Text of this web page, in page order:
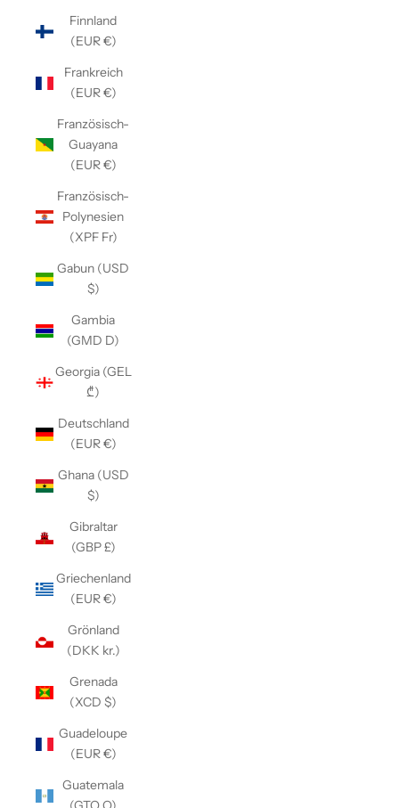
Finnland
(EUR €)
Frankreich
(EUR €)
Französisch-
Guayana
(EUR €)
Französisch-
Polynesien
(XPF Fr)
Gabun (USD
$)
Gambia
(GMD D)
Georgia (GEL
₾)
Deutschland
(EUR €)
Ghana (USD
$)
Gibraltar
(GBP £)
Griechenland
(EUR €)
Grönland
(DKK kr.)
Grenada
(XCD $)
Guadeloupe
(EUR €)
Guatemala